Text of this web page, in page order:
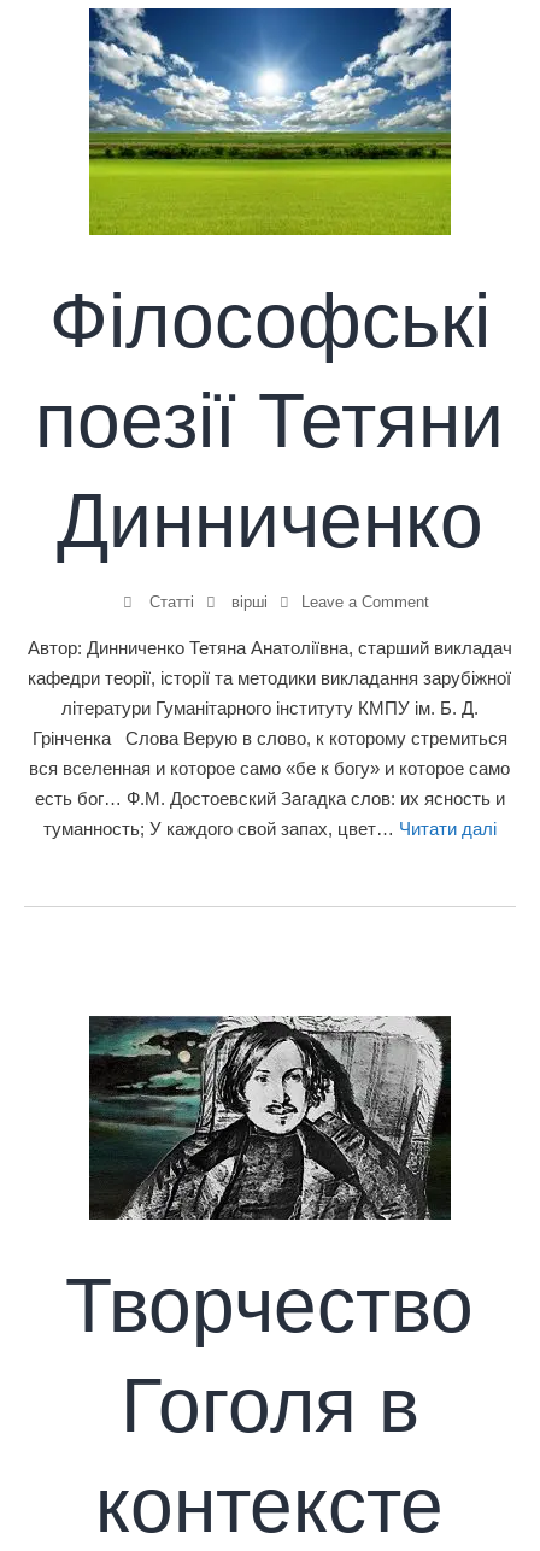
Філософські
поезії Тетяни
Динниченко
Статті вірші Leave a Comment
Автор: Динниченко Тетяна Анатоліївна, старший викладач
кафедри теорії, історії та методики викладання зарубіжної
літератури Гуманітарного інституту КМПУ ім. Б. Д.
Грінченка Слова Верую в слово, к которому стремиться
вся вселенная и которое само «бе к богу» и которое само
есть бог… Ф.М. Достоевский Загадка слов: их ясность и
туманность; У каждого свой запах, цвет… Читати далі
Творчество
Гоголя в
контексте